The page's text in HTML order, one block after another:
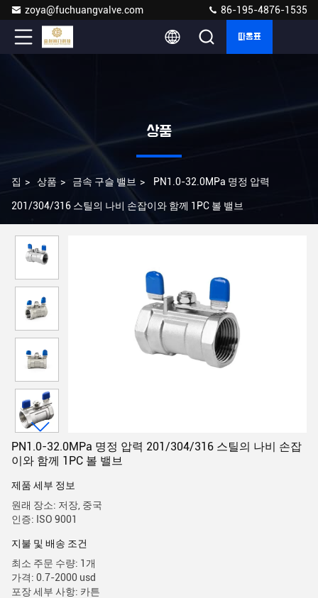
zoya@fuchuangvalve.com 86-195-4876-1535
따옴표
상품
집 > 상품 > 금속 구슬 밸브 > PN1.0-32.0MPa 명정 압력
201/304/316 스틸의 나비 손잡이와 함께 1PC 볼 밸브
PN1.0-32.0MPa 명정 압력 201/304/316 스틸의 나비 손잡
이와 함께 1PC 볼 밸브
제품 세부 정보
원래 장소: 저장, 중국
인증: ISO 9001
지불 및 배송 조건
최소 주문 수량: 1개
가격: 0.7-2000 usd
포장 세부 사항: 카튼